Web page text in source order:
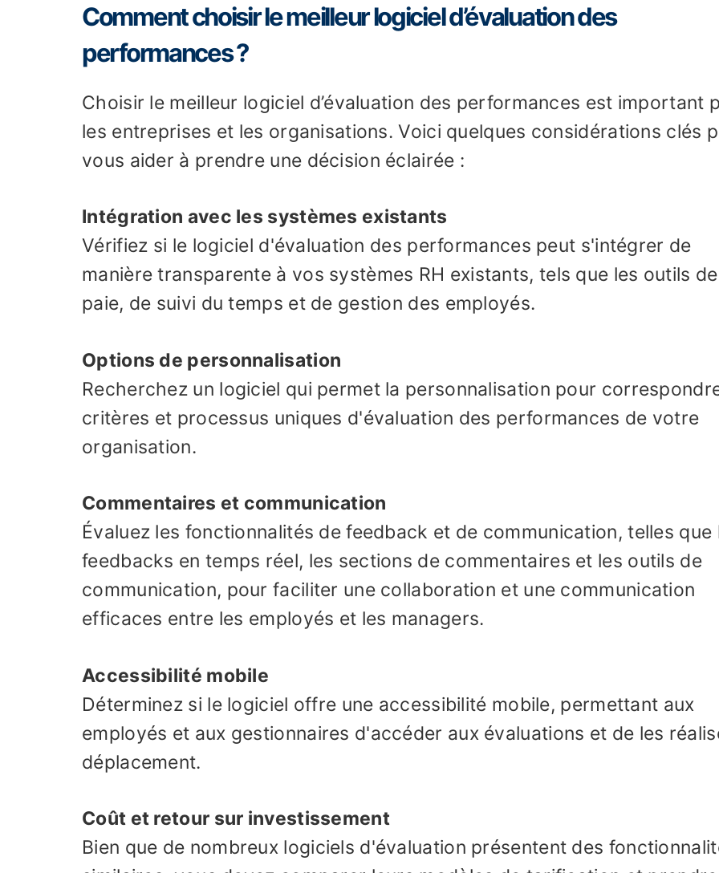
Comment choisir le meilleur logiciel d’évaluation des
performances ?
Choisir le meilleur logiciel d’évaluation des performances est important
les entreprises et les organisations. Voici quelques considérations clés
vous aider à prendre une décision éclairée :
Intégration avec les systèmes existants
Vérifiez si le logiciel d'évaluation des performances peut s'intégrer de
manière transparente à vos systèmes RH existants, tels que les outils de
paie, de suivi du temps et de gestion des employés.
Options de personnalisation
Recherchez un logiciel qui permet la personnalisation pour
critères et processus uniques d'évaluation des performances de votre
organisation.
Commentaires et communication
Évaluez les fonctionnalités de feedback et de communication, telles que
feedbacks en temps réel, les sections de commentaires et les outils de
communication, pour faciliter une collaboration et une communication
efficaces entre les employés et les managers.
Accessibilité mobile
Déterminez si le logiciel offre une accessibilité mobile, permettant aux
employés et aux gestionnaires d'accéder aux évaluations et de les
déplacement.
Coût et retour sur investissement
Bien que de nombreux logiciels d'évaluation présentent des